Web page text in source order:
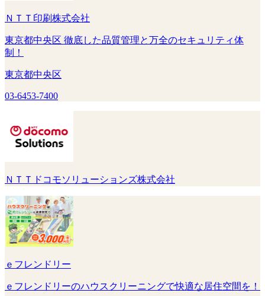
ＮＴＴ印刷株式会社
東京都中央区 徹底した品質管理と万全のセキュリティ体
制！
東京都中央区
03-6453-7400
ＮＴＴドコモソリューションズ株式会社
ｅフレンドリー
ｅフレンドリーのハウスクリーニングで快適な居住空間を！